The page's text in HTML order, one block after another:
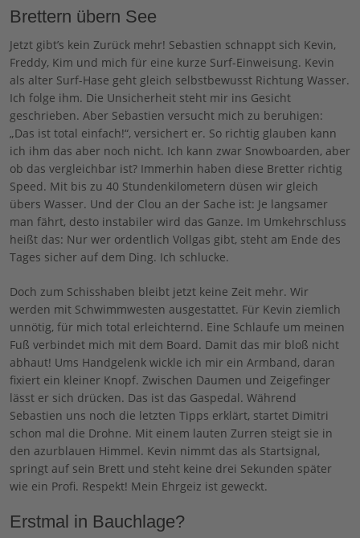
Brettern übern See
Jetzt gibt’s kein Zurück mehr! Sebastien schnappt sich Kevin,
Freddy, Kim und mich für eine kurze Surf-Einweisung. Kevin
als alter Surf-Hase geht gleich selbstbewusst Richtung Wasser.
Ich folge ihm. Die Unsicherheit steht mir ins Gesicht
geschrieben. Aber Sebastien versucht mich zu beruhigen:
„Das ist total einfach!“, versichert er. So richtig glauben kann
ich ihm das aber noch nicht. Ich kann zwar Snowboarden, aber
ob das vergleichbar ist? Immerhin haben diese Bretter richtig
Speed. Mit bis zu 40 Stundenkilometern düsen wir gleich
übers Wasser. Und der Clou an der Sache ist: Je langsamer
man fährt, desto instabiler wird das Ganze. Im Umkehrschluss
heißt das: Nur wer ordentlich Vollgas gibt, steht am Ende des
Tages sicher auf dem Ding. Ich schlucke.
Doch zum Schisshaben bleibt jetzt keine Zeit mehr. Wir
werden mit Schwimmwesten ausgestattet. Für Kevin ziemlich
unnötig, für mich total erleichternd. Eine Schlaufe um meinen
Fuß verbindet mich mit dem Board. Damit das mir bloß nicht
abhaut! Ums Handgelenk wickle ich mir ein Armband, daran
fixiert ein kleiner Knopf. Zwischen Daumen und Zeigefinger
lässt er sich drücken. Das ist das Gaspedal. Während
Sebastien uns noch die letzten Tipps erklärt, startet Dimitri
schon mal die Drohne. Mit einem lauten Zurren steigt sie in
den azurblauen Himmel. Kevin nimmt das als Startsignal,
springt auf sein Brett und steht keine drei Sekunden später
wie ein Profi. Respekt! Mein Ehrgeiz ist geweckt.
Erstmal in Bauchlage?